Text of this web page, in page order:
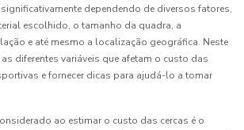
dependendo de diversos fatores,
escolhido, o tamanho da quadra, a
e até mesmo a localização geográfica. Neste
diferentes variáveis que afetam o custo das
e fornecer dicas para ajudá-lo a tomar
ao estimar o custo das cercas é o